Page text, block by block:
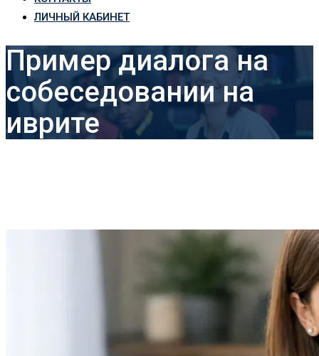
ЛИЧНЫЙ КАБИНЕТ
Пример диалога на
собеседовании на
иврите